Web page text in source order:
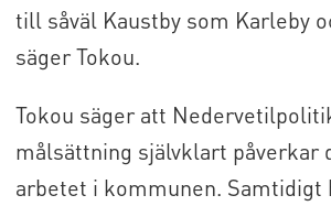
till såväl Kaustby som Karleby
säger Tokou.
Tokou säger att
målsättning självklart påverkar
arbetet i kommunen. Samtidigt